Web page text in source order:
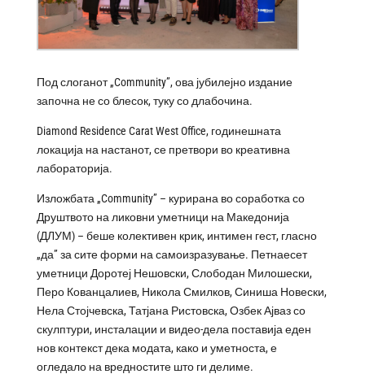
Под слоганот „Community”, ова јубилејно издание
започна не со блесок, туку со длабочина.
Diamond Residence Carat West Office, годинешната
локација на настанот, се претвори во креативна
лабораторија.
Изложбата „Community” – курирана во соработка со
Друштвото на ликовни уметници на Македонија
(ДЛУМ) – беше колективен крик, интимен гест, гласно
„да” за сите форми на самоизразување. Петнаесет
уметници Доротеј Нешовски, Слободан Милошески,
Перо Кованцалиев, Никола Смилков, Синиша Новески,
Нела Стојчевска, Татјана Ристовска, Озбек Ајваз со
скулптури, инсталации и видео-дела поставија еден
нов контекст дека модата, како и уметноста, е
огледало на вредностите што ги делиме.